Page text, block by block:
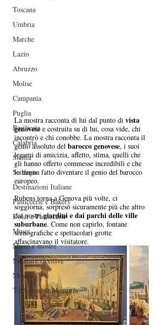
Toscana
Umbria
Marche
Lazio
Abruzzo
Molise
Campania
Puglia
Basilicata
Calabria
Sicilia
Sardegna
Destinazioni Italiane
Pasticcerie e Bakery
Dolci e Pasticcerie
Musei
Musei e mostre
Strutture ricettive
Mostre
Tradizioni & Memoria
La mostra racconta di lui dal punto di vista
genovese e costruita su di lui, cosa vide, chi
incontrò e chi conobbe. La mostra racconta il
genio assoluto del barocco genovese, i suoi
legami di amicizia, affetto, stima, quelli che
gli hanno offerto commesse incredibili e che
lo hanno fatto diventare il genio del barocco
europeo.
Rubens torna a Genova più volte, ci
soggiorna, sorpreso sicuramente più che altro
dai nostri giardini e dai parchi delle ville
suburbane. Come non capirlo, fontane
scenografiche e spettacolari grotte
affascinavano il visitatore.